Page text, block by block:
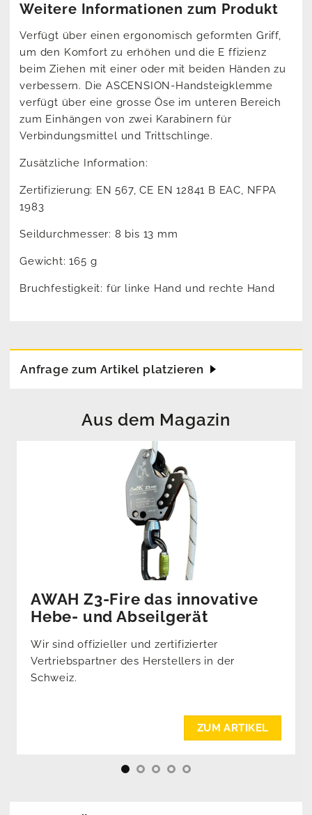
Weitere Informationen zum Produkt
Verfügt über einen ergonomisch geformten Griff,
um den Komfort zu erhöhen und die E ffizienz
beim Ziehen mit einer oder mit beiden Händen zu
verbessern. Die ASCENSION-Handsteigklemme
verfügt über eine grosse Öse im unteren Bereich
zum Einhängen von zwei Karabinern für
Verbindungsmittel und Trittschlinge.
Zusätzliche Information:
Zertifizierung: EN 567, CE EN 12841 B EAC, NFPA
1983
Seildurchmesser: 8 bis 13 mm
Gewicht: 165 g
Bruchfestigkeit: für linke Hand und rechte Hand
Anfrage zum Artikel platzieren
Aus dem Magazin
AWAH Z3-Fire das innovative
Hebe- und Abseilgerät
Wir sind offizieller und zertifizierter
Vertriebspartner des Herstellers in der
Schweiz.
ZUM ARTIKEL